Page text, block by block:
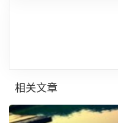
相关文章